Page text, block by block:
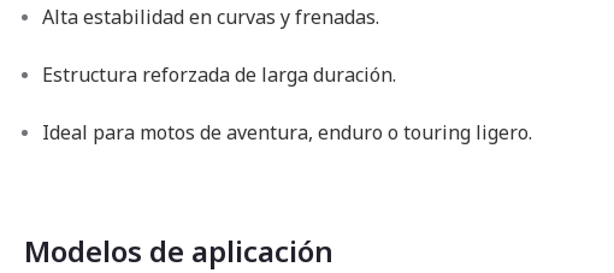
Alta estabilidad en curvas y frenadas.
Estructura reforzada de larga duración.
Ideal para motos de aventura, enduro o touring ligero.
Modelos de aplicación